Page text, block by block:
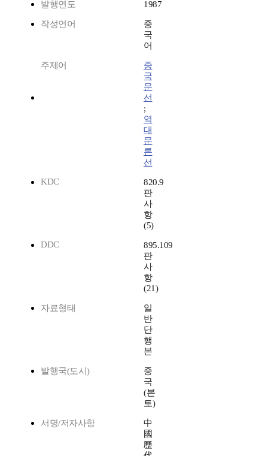
발행연도 1987
작성언어
중
국
어
주제어
중
국
문
선
;
역
대
문
론
선
KDC
820.9
판
사
항
(5)
DDC
895.109
판
사
항
(21)
자료형태
일
반
단
행
본
발행국(도시)
중
국
(본
토)
서명/저자사항
中
國
歷